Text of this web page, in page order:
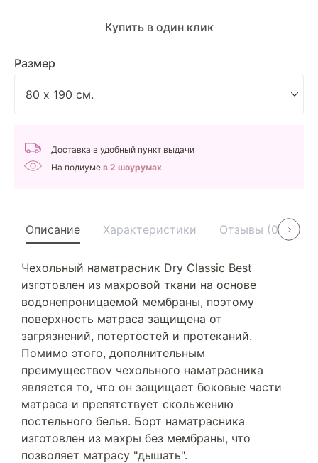
Размер
Купить в один клик
Доставка в удобный пункт выдачи
На подиуме в 2 шоурумах
Описание Характеристики Отзывы (0)
Чехольный наматрасник Dry Classic Best
изготовлен из махровой ткани на основе
водонепроницаемой мембраны, поэтому
поверхность матраса защищена от
загрязнений, потертостей и протеканий.
Помимо этого, дополнительным
преимуществоv чехольного наматрасника
является то, что он защищает боковые части
матраса и препятствует скольжению
постельного белья. Борт наматрасника
изготовлен из махры без мембраны, что
позволяет матрасу "дышать".